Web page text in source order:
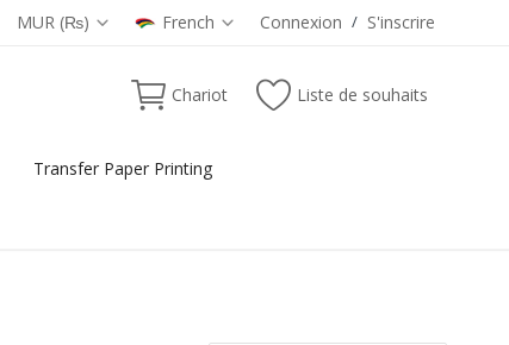
MUR (₨) French Connexion / S'inscrire
Chariot Liste de souhaits
Transfer Paper Printing